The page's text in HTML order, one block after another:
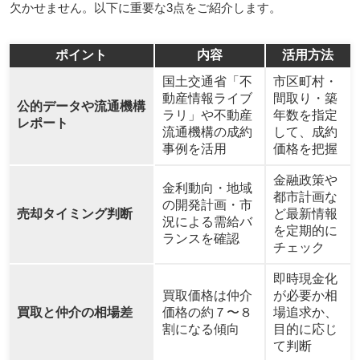
欠かせません。以下に重要な3点をご紹介します。
ポイント 内容 活用方法
公的データや流通機構
レポート
国土交通省「不
動産情報ライブ
ラリ」や不動産
流通機構の成約
事例を活用
市区町村・
間取り・築
年数を指定
して、成約
価格を把握
売却タイミング判断
金利動向・地域
の開発計画・市
況による需給バ
ランスを確認
金融政策や
都市計画な
ど最新情報
を定期的に
チェック
買取と仲介の相場差
買取価格は仲介
価格の約７〜８
割になる傾向
即時現金化
が必要か相
場追求か、
目的に応じ
て判断